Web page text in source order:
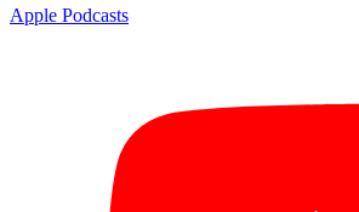
Apple Podcasts